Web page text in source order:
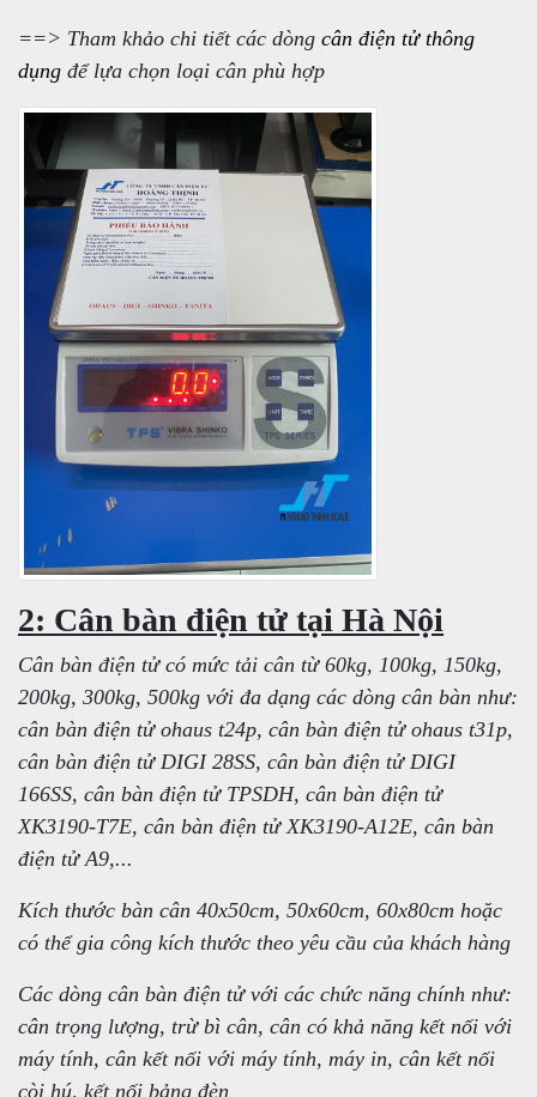
==> Tham khảo chi tiết các dòng cân điện tử thông
dụng để lựa chọn loại cân phù hợp
2: Cân bàn điện tử tại Hà Nội
Cân bàn điện tử có mức tải cân từ 60kg, 100kg, 150kg,
200kg, 300kg, 500kg với đa dạng các dòng cân bàn như:
cân bàn điện tử ohaus t24p, cân bàn điện tử ohaus t31p,
cân bàn điện tử DIGI 28SS, cân bàn điện tử DIGI
166SS, cân bàn điện tử TPSDH, cân bàn điện tử
XK3190-T7E, cân bàn điện tử XK3190-A12E, cân bàn
điện tử A9,...
Kích thước bàn cân 40x50cm, 50x60cm, 60x80cm hoặc
có thể gia công kích thước theo yêu cầu của khách hàng
Các dòng cân bàn điện tử với các chức năng chính như:
cân trọng lượng, trừ bì cân, cân có khả năng kết nối với
máy tính, cân kết nối với máy tính, máy in, cân kết nối
còi hú, kết nối bảng đèn